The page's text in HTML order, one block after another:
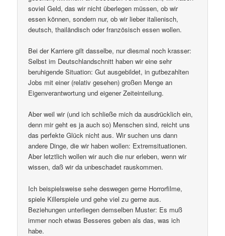
soviel Geld, das wir nicht überlegen müssen, ob wir
essen können, sondern nur, ob wir lieber italienisch,
deutsch, thailändisch oder französisch essen wollen.
Bei der Karriere gilt dasselbe, nur diesmal noch krasser:
Selbst im Deutschlandschnitt haben wir eine sehr
beruhigende Situation: Gut ausgebildet, in gutbezahlten
Jobs mit einer (relativ gesehen) großen Menge an
Eigenverantwortung und eigener Zeiteinteilung.
Aber weil wir (und ich schließe mich da ausdrücklich ein,
denn mir geht es ja auch so) Menschen sind, reicht uns
das perfekte Glück nicht aus. Wir suchen uns dann
andere Dinge, die wir haben wollen: Extremsituationen.
Aber letztlich wollen wir auch die nur erleben, wenn wir
wissen, daß wir da unbeschadet rauskommen.
Ich beispielsweise sehe deswegen gerne Horrorfilme,
spiele Killerspiele und gehe viel zu gerne aus.
Beziehungen unterliegen demselben Muster: Es muß
immer noch etwas Besseres geben als das, was ich
habe.